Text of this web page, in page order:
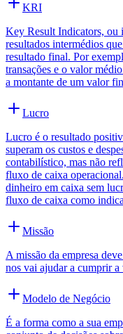
KRI
Key Result Indicators, ou
resultados intermédios
resultado final. Por
transações e o valor
a montante de um valor
Lucro
Lucro é o resultado
superam os custos e
contabilístico, mas não
fluxo de caixa
dinheiro em caixa sem
fluxo de caixa como
Missão
A missão da empresa
nos vai ajudar a cumprir a
Modelo de Negócio
É a forma como a sua